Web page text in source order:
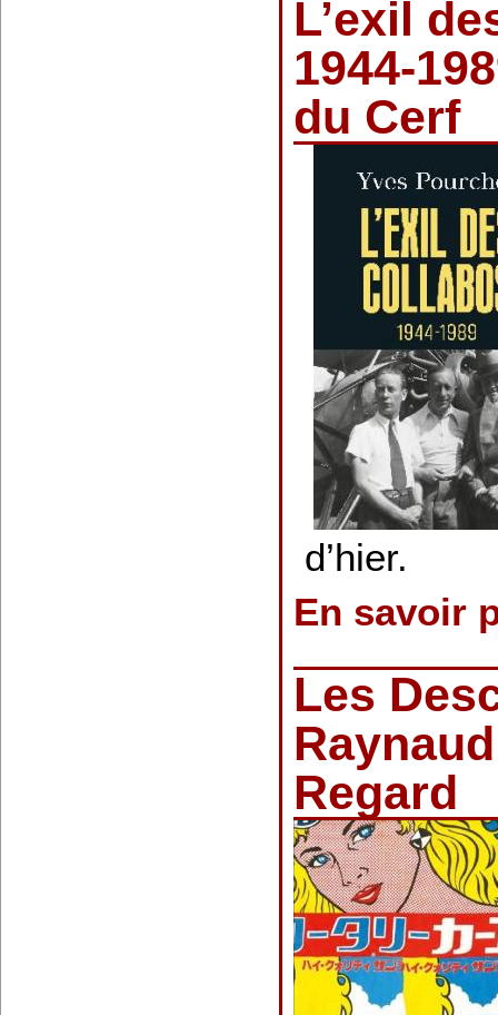
L’exil
1944-
du Cerf
d’hier.
En savoir
Les
Regard